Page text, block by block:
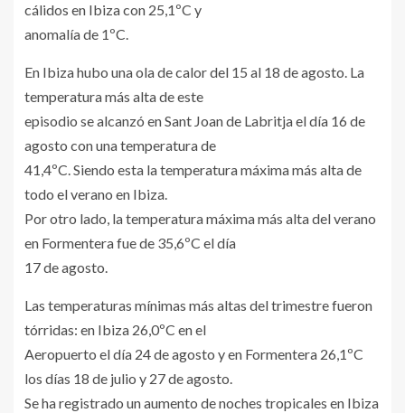
cálidos en Ibiza con 25,1ºC y
anomalía de 1ºC.
En Ibiza hubo una ola de calor del 15 al 18 de agosto. La
temperatura más alta de este
episodio se alcanzó en Sant Joan de Labritja el día 16 de
agosto con una temperatura de
41,4ºC. Siendo esta la temperatura máxima más alta de
todo el verano en Ibiza.
Por otro lado, la temperatura máxima más alta del verano
en Formentera fue de 35,6ºC el día
17 de agosto.
Las temperaturas mínimas más altas del trimestre fueron
tórridas: en Ibiza 26,0ºC en el
Aeropuerto el día 24 de agosto y en Formentera 26,1ºC
los días 18 de julio y 27 de agosto.
Se ha registrado un aumento de noches tropicales en Ibiza